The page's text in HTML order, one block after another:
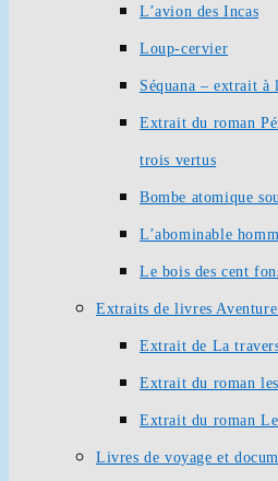
L’avion des Incas
Loup-cervier
Séquana – extrait à
Extrait du roman
trois vertus
Bombe atomique
L’abominable
Le bois des cent
Extraits de livres
Extrait de La
Extrait du roman
Extrait du roman
Livres de voyage et